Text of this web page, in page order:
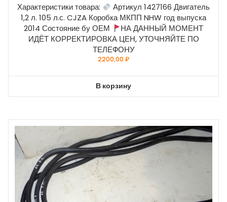
Характеристики товара:
Артикул 1427166 Двигатель
1,2 л. 105 л.с. CJZA Коробка МКПП NHW год выпуска
2014 Состояние бу ОЕМ
НА ДАННЫЙ МОМЕНТ
ИДЁТ КОРРЕКТИРОВКА ЦЕН, УТОЧНЯЙТЕ ПО
ТЕЛЕФОНУ
2200,00₽
В корзину